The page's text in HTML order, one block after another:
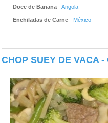
Doce de Banana - Angola
Enchiladas de Carne - México
CHOP SUEY DE VACA -